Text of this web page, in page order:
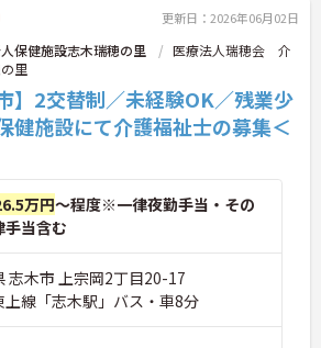
接対策ポイントなど、さらに
すのでお気軽にご相談くださ
更新日：2026年06月02日
保健施設志木瑞穂の里
医療法人瑞穂会 介
里
】2交替制／未経験OK／残業少
健施設にて介護福祉士の募集＜
万円～程度※一律夜勤手当・その
手当含む
志木市 上宗岡2丁目20-17
上線「志木駅」バス・車8分